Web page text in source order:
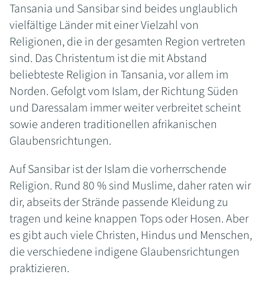
Tansania und Sansibar sind beides unglaublich
vielfältige Länder mit einer Vielzahl von
Religionen, die in der gesamten Region vertreten
sind. Das Christentum ist die mit Abstand
beliebteste Religion in Tansania, vor allem im
Norden. Gefolgt vom Islam, der Richtung Süden
und Daressalam immer weiter verbreitet scheint
sowie anderen traditionellen afrikanischen
Glaubensrichtungen.
Auf Sansibar ist der Islam die vorherrschende
Religion. Rund 80 % sind Muslime, daher raten wir
dir, abseits der Strände passende Kleidung zu
tragen und keine knappen Tops oder Hosen. Aber
es gibt auch viele Christen, Hindus und Menschen,
die verschiedene indigene Glaubensrichtungen
praktizieren.